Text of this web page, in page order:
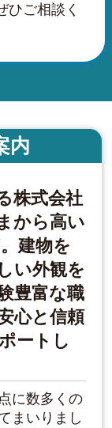
ひご相談く
内
株式会社
から高い
建物を
い外観を
豊富な職
心と信頼
ートし
に数多くの
まいりまし